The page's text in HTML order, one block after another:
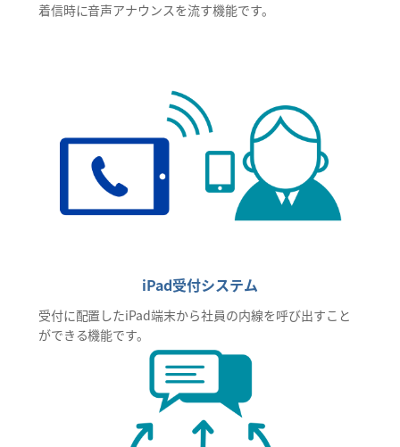
着信時に音声アナウンスを流す機能です。
iPad受付システム
受付に配置したiPad端末から社員の内線を呼び出すこと
ができる機能です。